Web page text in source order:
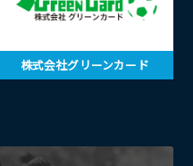
株式会社グリーンカード